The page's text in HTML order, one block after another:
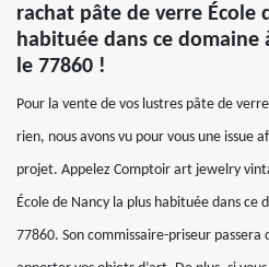
rachat pâte de verre École
habituée dans ce domaine
le 77860 !
Pour la vente de vos lustres pâte de
rien, nous avons vu pour vous une issue
projet. Appelez Comptoir art jewelry
École de Nancy la plus habituée dans ce
77860. Son commissaire-priseur passera